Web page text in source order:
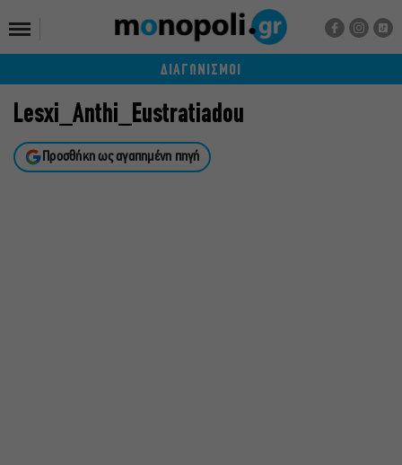
ΔΙΑΓΩΝΙΣΜΟΙ
Lesxi_Anthi_Eustratiadou
Προσθήκη ως αγαπημένη πηγή